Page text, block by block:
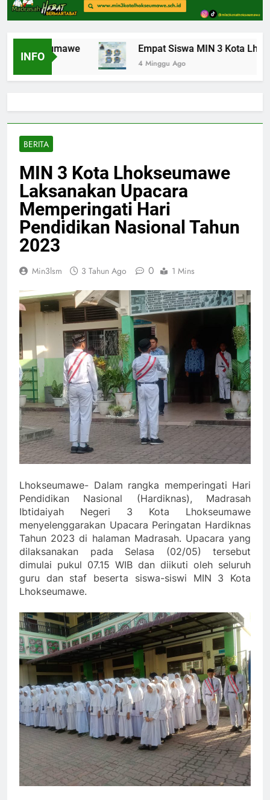
INFO
Empat Siswa MIN 3 Kota
4 Minggu Ago
BERITA
MIN 3 Kota Lhokseumawe
Laksanakan Upacara
Memperingati Hari
Pendidikan Nasional Tahun
2023
Min3lsm 3 Tahun Ago 0 1 Mins
Lhokseumawe- Dalam rangka memperingati Hari
Pendidikan Nasional (Hardiknas), Madrasah
Ibtidaiyah Negeri 3 Kota Lhokseumawe
menyelenggarakan Upacara Peringatan Hardiknas
Tahun 2023 di halaman Madrasah. Upacara yang
dilaksanakan pada Selasa (02/05) tersebut
dimulai pukul 07.15 WIB dan diikuti oleh seluruh
guru dan staf beserta siswa-siswi MIN 3 Kota
Lhokseumawe.